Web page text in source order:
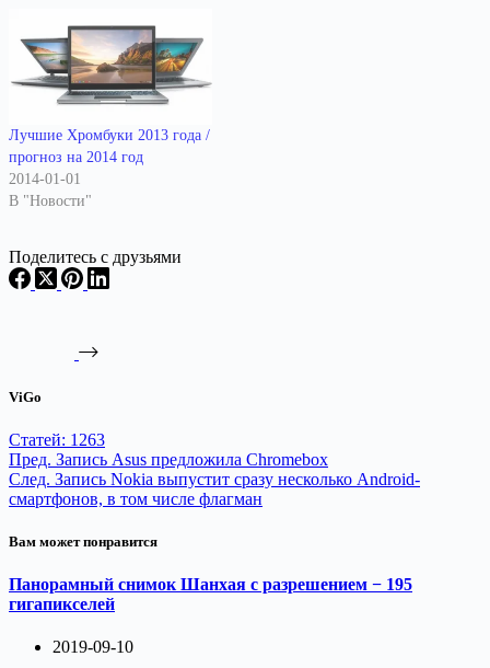
Ubuntu Linux для китайских
пользователей, которая
отличается встроенной
поддержкой китайского языка
и китайского календаря,
поставкой по умолчанию
офисного пакета Kingsoft, а
также ориентацией на
Лучшие Хромбуки 2013 года /
прогноз на 2014 год
2014-01-01
В "Новости"
Поделитесь с друзьями
ViGo
Статей: 1263
Пред. Запись Asus предложила Chromebox
След. Запись Nokia выпустит сразу несколько Android-
смартфонов, в том числе флагман
Вам может понравится
Панорамный снимок Шанхая с разрешением − 195
гигапикселей
2019-09-10